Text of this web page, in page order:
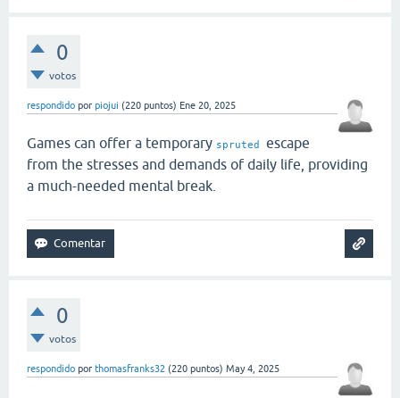
0
votos
respondido por piojui (220 puntos) Ene 20, 2025
Games can offer a temporary spruted
escape
from the stresses and demands of daily life, providing
a much-needed mental break.
0
votos
respondido por thomasfranks32 (220 puntos) May 4, 2025